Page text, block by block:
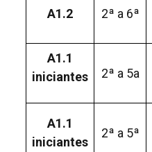
A1.2 2ª a 6ª
A1.1
iniciantes
2ª a 5a
A1.1
iniciantes
2ª a 5ª